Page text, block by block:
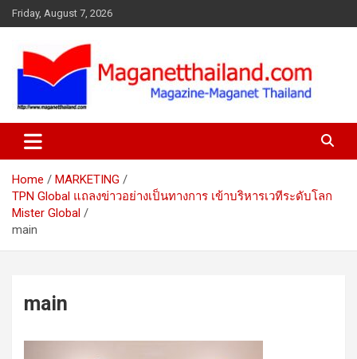
Skip
to
Friday, August 7, 2026
Home
MARKETING
TPN Global แถลงข่าวอย่างเป็นทางการ เข้าบริหารเวทีระดับโลก
Mister Global
main
main